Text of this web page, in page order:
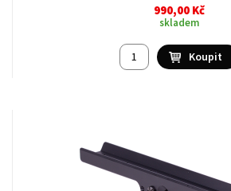
990,00 Kč
skladem